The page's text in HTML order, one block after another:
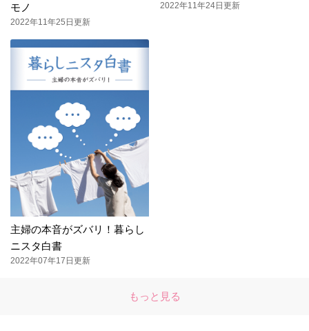
モノ
2022年11年25日更新
2022年11年24日更新
主婦の本音がズバリ！暮らし
ニスタ白書
2022年07年17日更新
もっと見る